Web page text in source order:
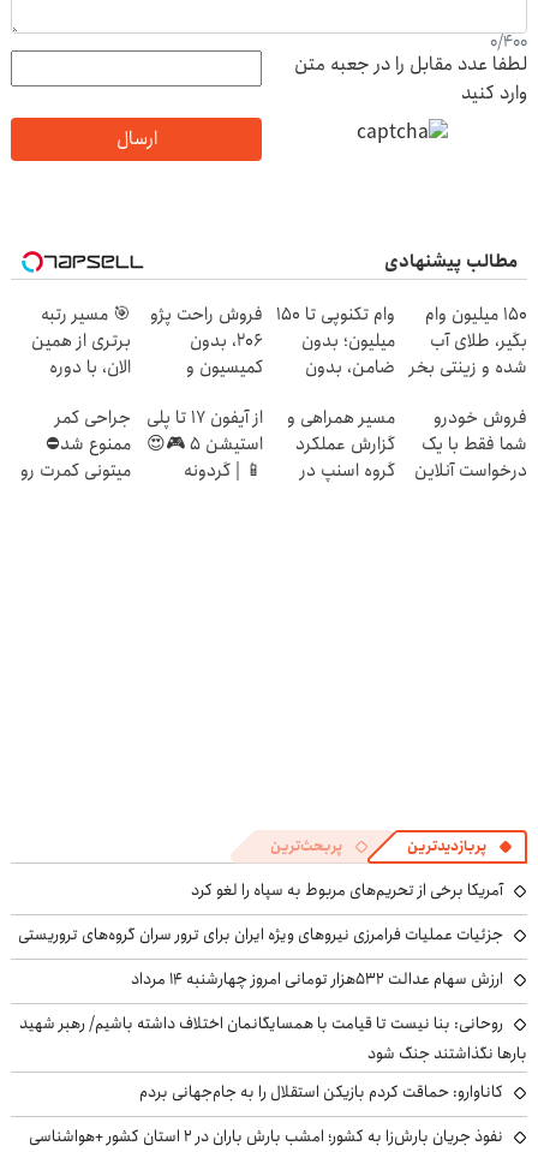
0/400
لطفا عدد مقابل را در جعبه متن
وارد کنید
ارسال
مطالب پیشنهادی
150 میلیون وام
بگیر، طلای آب
شده و زینتی بخر
وام تکنوپی تا ۱۵۰
میلیون؛ بدون
ضامن، بدون
فروش راحت پژو
۲۰6، بدون
کمیسیون و
🎯 مسیر رتبه
برتری از همین
الان، با دوره
میشه!
فروش خودرو
شما فقط با یک
درخواست آنلاین
مسیر همراهی و
گزارش عملکرد
گروه اسنپ در
از آیفون 17 تا پلی
استیشن 5 🎮😍
📱 | گردونه
جراحی کمر
ممنوع شد⛔
میتونی کمرت رو
پربازدیدترین پربحث‌ترین
آمریکا برخی از تحریم‌های مربوط به سپاه را لغو کرد
جزئیات عملیات فرامرزی نیروهای ویژه ایران برای ترور سران گروه‌های تروریستی
ارزش سهام عدالت ۵۳۲هزار تومانی امروز چهارشنبه ۱۴ مرداد
روحانی: بنا نیست تا قیامت با همسایگانمان اختلاف داشته باشیم/ رهبر شهید
بارها نگذاشتند جنگ شود
کاناوارو: حماقت کردم بازیکن استقلال را به جام‌جهانی بردم
نفوذ جریان بارش‌زا به کشور؛ امشب بارش باران در ۲ استان کشور +هواشناسی